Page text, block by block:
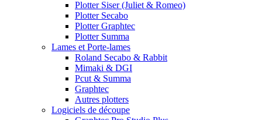
Plotter Siser (Juliet & Romeo)
Plotter Secabo
Plotter Graphtec
Plotter Summa
Lames et Porte-lames
Roland Secabo & Rabbit
Mimaki & DGI
Pcut & Summa
Graphtec
Autres plotters
Logiciels de découpe